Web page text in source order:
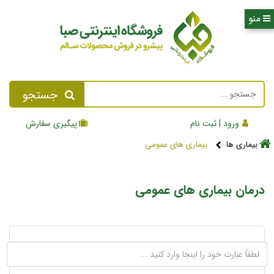
جستجو
ورود | ثبت نام پیگیری سفارش
بیماری ها بیماری های عمومی
درمان بیماری های عمومی